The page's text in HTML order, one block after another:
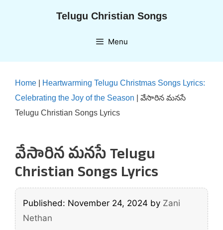
Telugu Christian Songs
Menu
Home
Heartwarming Telugu Christmas Songs Lyrics:
Celebrating the Joy of the Season
వేసారిన మనసే
Telugu Christian Songs Lyrics
వేసారిన మనసే Telugu
Christian Songs Lyrics
Published: November 24, 2024 by Zani
Nethan